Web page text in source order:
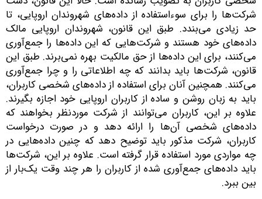
را برای سوءاستفاده از داده‌های شهروندان اروپایی، تا
زیادی می‌بندد. طبق این قانون، شهروندان اروپایی مالک
خود هستند و شرکت‌هایی که این داده‌ها را جمع‌آوری
برای این داده‌ها از حق مالکیت بهره نمی‌برند. طبق این
شرکت‌ها باید بدانند که چه اطلاعاتی را و چرا جمع‌آوری
همچنین آنان برای استفاده از داده‌های شخصی کاربران،
به زبان روشن و ساده از کاربران اروپایی خود اجازه بگیرند.
بر این، کاربران می‌توانند از شرکت موردنظر بخواهند که
شخصی آن‌ها را ارائه دهد و در صورت درخواست
شرکت مذکور باید توضیح دهد که چنین داده‌هایی در
مواردی مورد استفاده قرار گرفته است. علاوه بر این، شرکت‌ها
داده‌های جمع‌آوری شده از کاربران را هر چند وقت یک‌بار از
ببرد.